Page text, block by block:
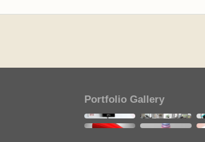
Portfolio Gallery